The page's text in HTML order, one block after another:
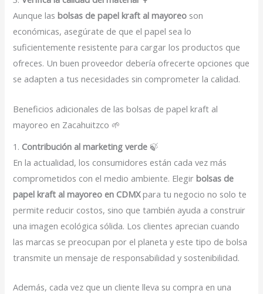
Aunque lasbolsas de papel kraft al mayoreo son
económicas, asegúrate de que el papel sea lo
suficientemente resistente para cargar los productos que
ofreces. Un buen proveedor debería ofrecerte opciones que
se adapten a tus necesidades sin comprometer la calidad.
Beneficios adicionales de las bolsas de papel kraft al
mayoreo en Zacahuitzco 🌱
1. Contribución al marketing verde 🍃
En la actualidad, los consumidores están cada vez más
comprometidos con el medio ambiente. Elegirbolsas de
papel kraft al mayoreo en CDMXpara tu negocio no solo te
permite reducir costos, sino que también ayuda a construir
una imagen ecológica sólida. Los clientes aprecian cuando
las marcas se preocupan por el planeta y este tipo de bolsa
transmite un mensaje de responsabilidad y sostenibilidad.
Además, cada vez que un cliente lleva su compra en una